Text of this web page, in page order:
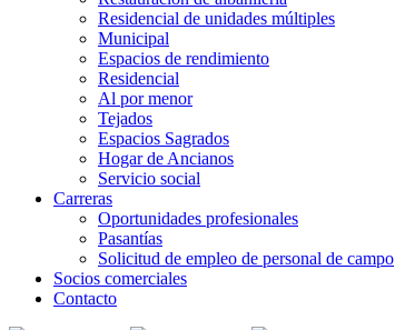
Residencial de unidades múltiples
Municipal
Espacios de rendimiento
Residencial
Al por menor
Tejados
Espacios Sagrados
Hogar de Ancianos
Servicio social
Carreras
Oportunidades profesionales
Pasantías
Solicitud de empleo de personal de campo
Socios comerciales
Contacto